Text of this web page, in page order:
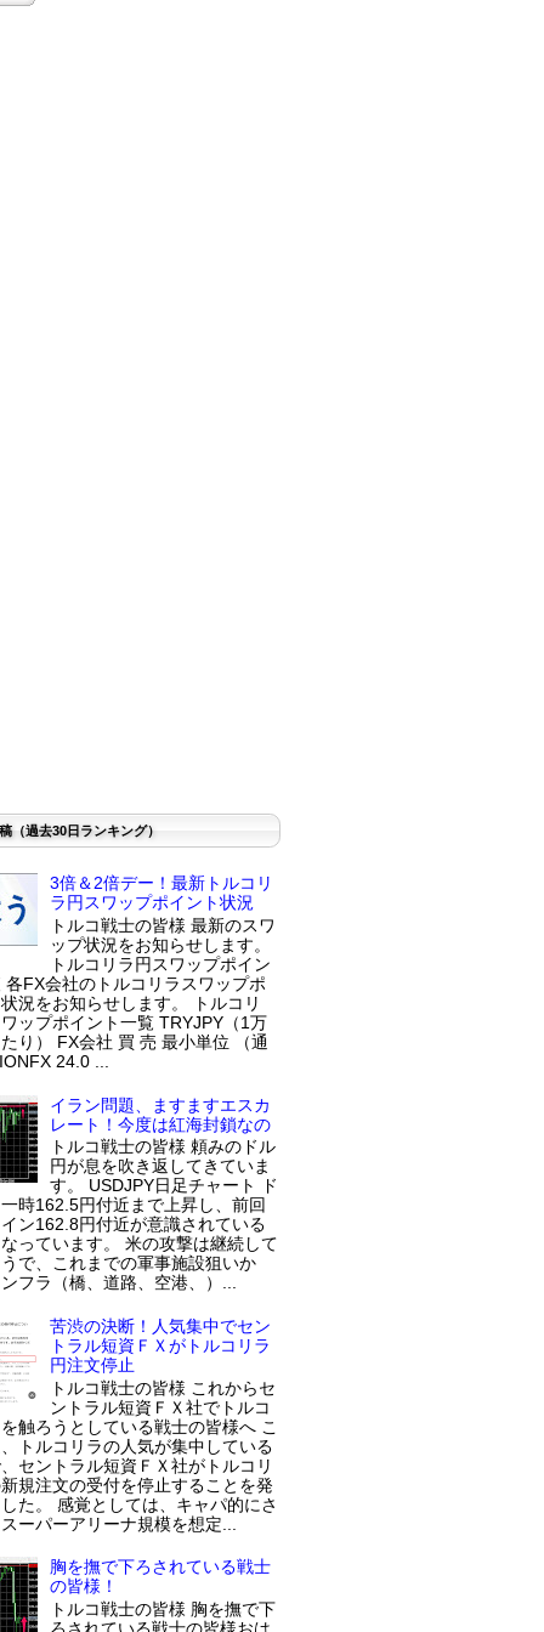
（過去30日ランキング）
3倍＆2倍デー！最新トルコリ
ラ円スワップポイント状況
トルコ戦士の皆様 最新のスワ
ップ状況をお知らせします。
トルコリラ円スワップポイン
各FX会社のトルコリラスワップポ
況をお知らせします。 トルコリ
ップポイント一覧 TRYJPY（1万
り） FX会社 買 売 最小単位 （通
24.0 ...
イラン問題、ますますエスカ
レート！今度は紅海封鎖なの
トルコ戦士の皆様 頼みのドル
円が息を吹き返してきていま
す。 USDJPY日足チャート ド
時162.5円付近まで上昇し、前回
ン162.8円付近が意識されている
っています。 米の攻撃は継続して
で、これまでの軍事施設狙いか
フラ（橋、道路、空港、）...
苦渋の決断！人気集中でセン
トラル短資ＦＸがトルコリラ
円注文停止
トルコ戦士の皆様 これからセ
ントラル短資ＦＸ社でトルコ
触ろうとしている戦士の皆様へ こ
トルコリラの人気が集中している
セントラル短資ＦＸ社がトルコリ
規注文の受付を停止することを発
た。 感覚としては、キャパ的にさ
ーパーアリーナ規模を想定...
胸を撫で下ろされている戦士
の皆様！
トルコ戦士の皆様 胸を撫で下